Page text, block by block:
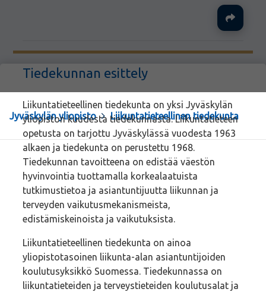
Jyväskylän yliopisto> Liikuntatieteellinen tiedekunta
Tiedekunnan esittely
Liikuntatieteellinen tiedekunta on yksi Jyväskylän
yliopiston kuudesta tiedekunnasta. Liikuntatieteen
opetusta on tarjottu Jyväskylässä vuodesta 1963
alkaen ja tiedekunta on perustettu 1968.
Tiedekunnan tavoitteena on edistää väestön
hyvinvointia tuottamalla korkealaatuista
tutkimustietoa ja asiantuntijuutta liikunnan ja
terveyden vaikutusmekanismeista,
edistämiskeinoista ja vaikutuksista.
Liikuntatieteellinen tiedekunta on ainoa
yliopistotasoinen liikunta-alan asiantuntijoiden
koulutusyksikkö Suomessa. Tiedekunnassa on
liikuntatieteiden ja terveystieteiden koulutusalat ja